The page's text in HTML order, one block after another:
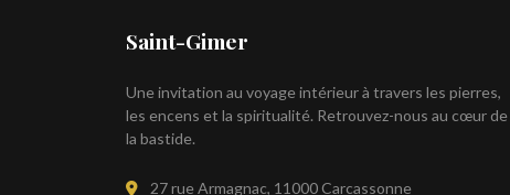
Saint-Gimer
Une invitation au voyage intérieur à travers les pierres,
les encens et la spiritualité. Retrouvez-nous au cœur de
la bastide.
27 rue Armagnac, 11000 Carcassonne